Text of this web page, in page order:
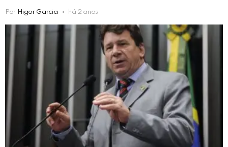
Por Higor Garcia há 2 anos